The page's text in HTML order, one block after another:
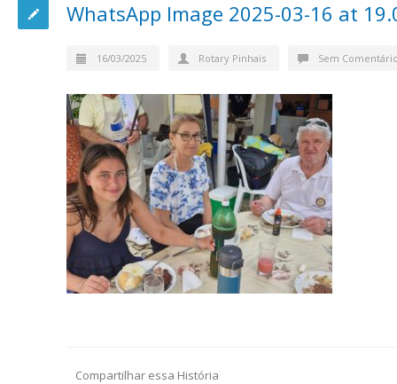
WhatsApp Image 2025-03-16 at
16/03/2025 Rotary Pinhais Sem
Compartilhar essa História